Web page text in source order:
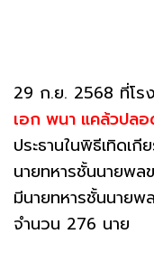
29 ก.ย. 2568 ที่โร
เอก พนา แคล้วปล
ประธานในพิธีเทิดเ
นายทหารชั้นนายพ
มีนายทหารชั้นนายพ
จำนวน 276 นาย